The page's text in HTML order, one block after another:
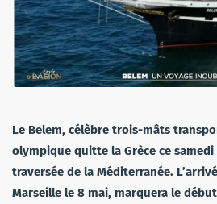
Le Belem, célèbre trois-mâts
olympique quitte la Grèce ce
traversée de la Méditerranée.
Marseille le 8 mai, marquera le